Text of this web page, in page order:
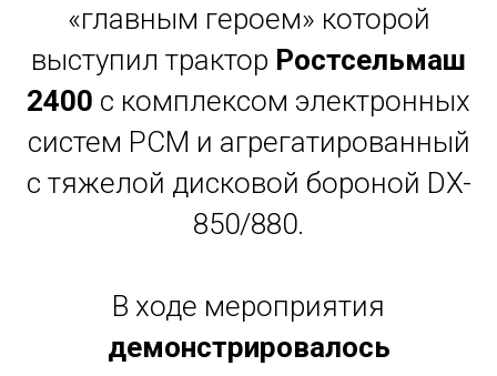
«главным героем» которой
выступил трактор Ростсельмаш
2400 с комплексом электронных
систем РСМ и агрегатированный
с тяжелой дисковой бороной DX-
850/880.
В ходе мероприятия
демонстрировалось